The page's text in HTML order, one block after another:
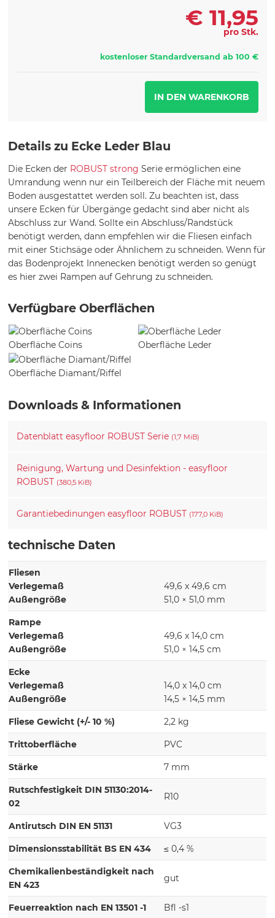
€ 11,95
pro Stk.
kostenloser Standardversand ab 100 €
Details zu Ecke Leder Blau
Die Ecken der ROBUST strong Serie ermöglichen eine
Umrandung wenn nur ein Teilbereich der Fläche mit neuem
Boden ausgestattet werden soll. Zu beachten ist, dass
unsere Ecken für Übergänge gedacht sind aber nicht als
Abschluss zur Wand. Sollte ein Abschluss/Randstück
benötigt werden, dann empfehlen wir die Fliesen einfach
mit einer Stichsäge oder Ähnlichem zu schneiden. Wenn für
das Bodenprojekt Innenecken benötigt werden so genügt
es hier zwei Rampen auf Gehrung zu schneiden.
Verfügbare Oberflächen
Oberfläche Coins Oberfläche Leder
Oberfläche Diamant/Riffel
Downloads & Informationen
Datenblatt easyfloor ROBUST Serie (1,7 MiB)
Reinigung, Wartung und Desinfektion - easyfloor
ROBUST (380,5 KiB)
Garantiebedinungen easyfloor ROBUST (177,0 KiB)
technische Daten
Fliesen
Verlegemaß
Außengröße
49,6 x 49,6 cm
51,0 × 51,0 mm
Rampe
Verlegemaß
Außengröße
49,6 x 14,0 cm
51,0 × 14,5 cm
Ecke
Verlegemaß
Außengröße
14,0 x 14,0 cm
14,5 × 14,5 mm
Fliese Gewicht (+/- 10 %) 2,2 kg
Trittoberfläche PVC
Stärke 7 mm
Rutschfestigkeit DIN 51130:2014-
02
R10
Antirutsch DIN EN 51131 VG3
Dimensionsstabilität BS EN 434 ≤ 0,4 %
Chemikalienbeständigkeit nach
EN 423
gut
Feuerreaktion nach EN 13501 -1 Bfl -s1